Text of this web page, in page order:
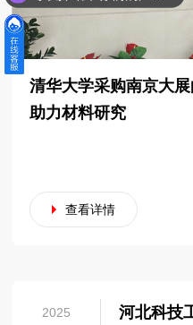
清华大学采购南京大
助力材料研究
查看详情
2025
河北科技